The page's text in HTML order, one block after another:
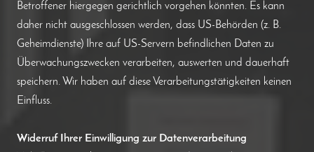
Betroffener hiergegen gerichtlich vorgehen könnten. Es kann
daher nicht ausgeschlossen werden, dass US-Behörden (z. B.
Geheimdienste) Ihre auf US-Servern befindlichen Daten zu
Überwachungszwecken verarbeiten, auswerten und dauerhaft
speichern. Wir haben auf diese Verarbeitungstätigkeiten keinen
Einfluss.
Widerruf Ihrer Einwilligung zur Datenverarbeitung